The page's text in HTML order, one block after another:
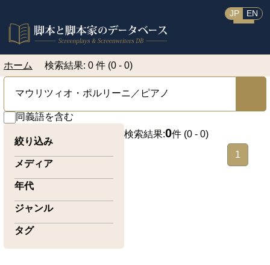
JP EN
ホーム 検索結果: 0 件 (0 - 0)
同義語を含む
絞り込み
メディア
年代
ジャンル
タグ
検索結果:0件 (0 - 0)
1